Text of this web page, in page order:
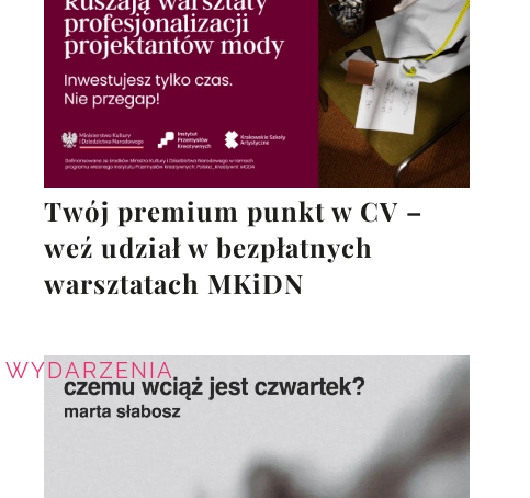
Twój premium punkt w CV –
weź udział w bezpłatnych
warsztatach MKiDN
WYDARZENIA